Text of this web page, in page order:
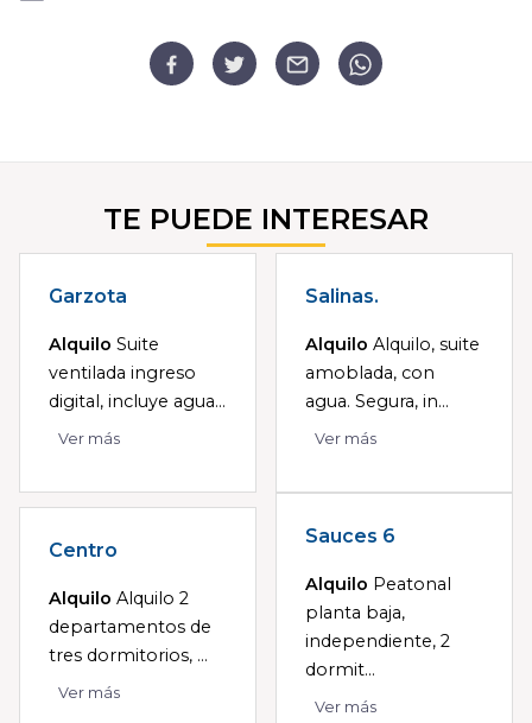
TE PUEDE INTERESAR
Garzota
Alquilo Suite
ventilada ingreso
digital, incluye agua...
Ver más
Salinas.
Alquilo Alquilo, suite
amoblada, con
agua. Segura, in...
Ver más
Centro
Alquilo Alquilo 2
departamentos de
tres dormitorios, ...
Ver más
Sauces 6
Alquilo Peatonal
planta baja,
independiente, 2
dormit...
Ver más